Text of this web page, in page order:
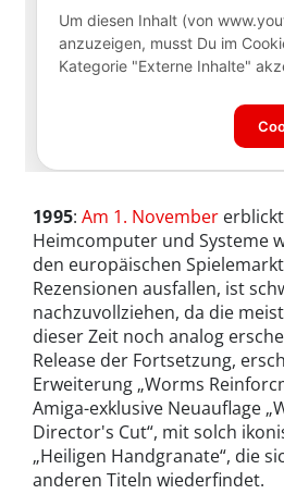
1995:Am 1. November
Heimcomputer und Systeme
den europäischen
Rezensionen ausfallen, ist
nachzuvollziehen, da die
dieser Zeit noch analog
Release der Fortsetzung,
Erweiterung „Worms
Amiga-exklusive Neuauflage
Director's Cut“, mit solch
„Heiligen Handgranate“, die
anderen Titeln wiederfindet.